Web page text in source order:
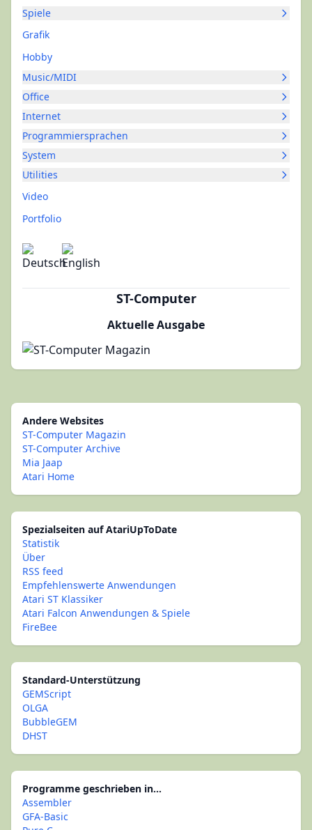
Spiele
Grafik
Hobby
Music/MIDI
Office
Internet
Programmiersprachen
System
Utilities
Video
Portfolio
ST-Computer
Aktuelle Ausgabe
Andere Websites
ST-Computer Magazin
ST-Computer Archive
Mia Jaap
Atari Home
Spezialseiten auf AtariUpToDate
Statistik
Über
RSS feed
Empfehlenswerte Anwendungen
Atari ST Klassiker
Atari Falcon Anwendungen & Spiele
FireBee
Standard-Unterstützung
GEMScript
OLGA
BubbleGEM
DHST
Programme geschrieben in...
Assembler
GFA-Basic